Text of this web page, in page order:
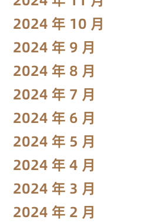
2024 年 10 月
2024 年 9 月
2024 年 8 月
2024 年 7 月
2024 年 6 月
2024 年 5 月
2024 年 4 月
2024 年 3 月
2024 年 2 月